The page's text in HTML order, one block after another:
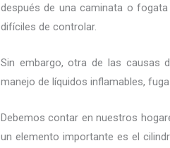
después de una caminata o
difíciles de controlar.
Sin embargo, otra de las causas
manejo de líquidos inflamables,
Debemos contar en nuestros
un elemento importante es el